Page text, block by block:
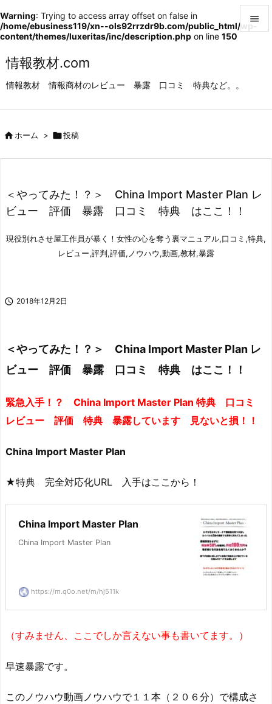
Warning: Trying to access array offset on false in
/home/ebusiness119/xn--ols92rrzdr9b.com/public_html/wp-
content/themes/luxeritas/inc/description.php on line 150
情報教材.com
情報教材 情報商材のレビュー 暴露 口コミ 特典など。。


ホーム > 投稿
＜やってみた！？＞ China Import Master Plan レ
ビュー 評価 暴露 口コミ 特典 はここ！！
現役別れさせ屋工作員が暴く！女性の心を奪う裏マニュアル,口コミ,特典,
レビュー,評判,評価,ノウハウ,動画,教材,暴露
 2018年12月2日
＜やってみた！？＞ China Import Master Plan レ
ビュー 評価 暴露 口コミ 特典 はここ！！
緊急入手！？ China Import Master Plan 特典 口コミ
レビュー 評価 特典 暴露しています 見ないと損！！
China Import Master Plan
★特典 完全対応化URL 入手はここから！
China Import Master Plan
China Import Master Plan
https://m.q0o.net/m/hj511k
（すみません、ここでしか言えない事も書いてます。）
早速暴露です。
このノウハウ動画ノウハウで１１本（２０６分）で構成さ